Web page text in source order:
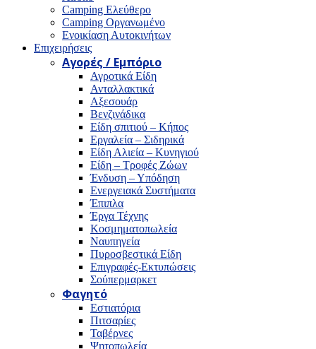
Camping Ελεύθερο
Camping Οργανωμένο
Ενοικίαση Αυτοκινήτων
Επιχειρήσεις
Αγορές / Εμπόριο
Αγροτικά Είδη
Ανταλλακτικά
Αξεσουάρ
Βενζινάδικα
Είδη σπιτιού – Κήπος
Εργαλεία – Σιδηρικά
Είδη Αλιεία – Κυνηγιού
Είδη – Τροφές Ζώων
Ένδυση – Υπόδηση
Ενεργειακά Συστήματα
Έπιπλα
Έργα Τέχνης
Κοσμηματοπωλεία
Ναυπηγεία
Πυροσβεστικά Είδη
Επιγραφές-Εκτυπώσεις
Σούπερμαρκετ
Φαγητό
Εστιατόρια
Πιτσαρίες
Ταβέρνες
Ψητοπωλεία